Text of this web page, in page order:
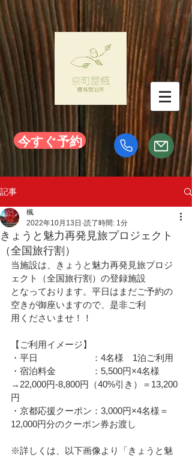
今すぐ予約
記事
きょうと魅力再発見旅プロジェクト
（全国旅行割）
楓
2022年10月13日 読了時間: 1分
当施設は、きょうと魅力再発見旅プロジ
ェクト（全国旅行割）の登録施設
となっております。平日はまだご予約の
空きが御座いますので、是非ご利
用くださいませ！！
【ご利用イメージ】
・平日　　　　　　：4名様　1泊ご利用
・宿泊料金　　　　：5,500円×4名様
→22,000円-8,800円（40%引き）＝13,200
円
・京都応援クーポン：3,000円×4名様＝
12,000円分のクーポン券お渡し
※詳しくは、以下画像より「きょうと魅